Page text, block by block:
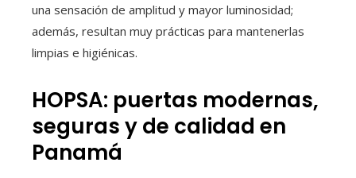
una sensación de amplitud y mayor luminosidad;
además, resultan muy prácticas para mantenerlas
limpias e higiénicas.
HOPSA: puertas modernas,
seguras y de calidad en
Panamá